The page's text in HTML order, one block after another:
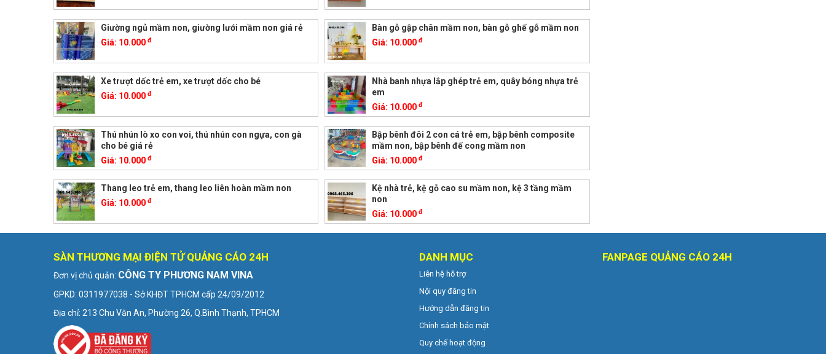
Giường ngủ mầm non, giường lưới mầm non giá rẻ
Giá: 10.000 đ
Bàn gỗ gập chân mầm non, bàn gỗ ghế gỗ mầm non
Giá: 10.000đ
Xe trượt dốc trẻ em, xe trượt dốc cho bé
Giá: 10.000 đ
Nhà banh nhựa lắp ghép trẻ em, quây bóng nhựa trẻ
em
Giá: 10.000đ
Thú nhún lò xo con voi, thú nhún con ngựa, con gà
cho bé giá rẻ
Giá: 10.000 đ
Bập bênh đôi 2 con cá trẻ em, bập bênh composite
mầm non, bập bênh đế cong mầm non
Giá: 10.000đ
Thang leo trẻ em, thang leo liên hoàn mầm non
Giá: 10.000 đ
Kệ nhà trẻ, kệ gỗ cao su mầm non, kệ 3 tầng mầm
non
Giá: 10.000đ
SÀN THƯƠNG MẠI ĐIỆN TỬ QUẢNG CÁO 24H
Đơn vị chủ quản: CÔNG TY PHƯƠNG NAM VINA
GPKD: 0311977038 - Sở KHĐT TPHCM cấp 24/09/2012
Địa chỉ: 213 Chu Văn An, Phường 26, Q.Bình Thạnh, TPHCM
DANH MỤC
Liên hệ hỗ trợ
Nội quy đăng tin
Hướng dẫn đăng tin
Chính sách bảo mật
Quy chế hoạt động
FANPAGE QUẢNG CÁO 24H